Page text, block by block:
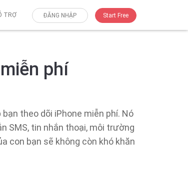
TRỢ ĐĂNG NHẬP Start Free
phí
theo dõi iPhone miễn phí. Nó
SMS, tin nhắn thoại, môi trường
con bạn sẽ không còn khó khăn